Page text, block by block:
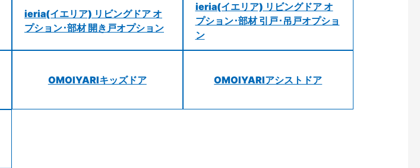
ieria(イエリア) リビングドア オ
プション･部材 開き戸オプション
ieria(イエリア) リビングドア オ
プション･部材 引戸･吊戸オプショ
ン
OMOIYARIキッズドア OMOIYARIアシストドア